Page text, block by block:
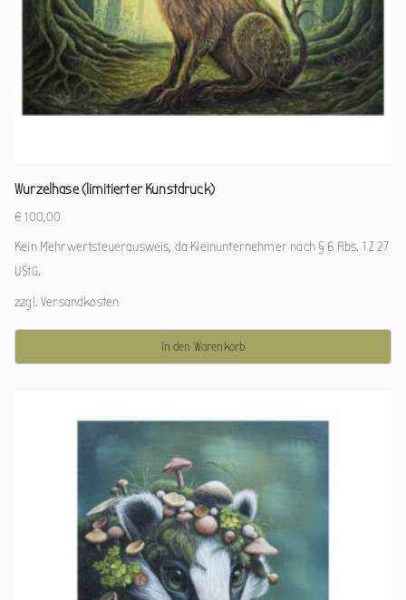
Wurzelhase (limitierter Kunstdruck)
€ 100,00
Kein Mehrwertsteuerausweis, da Kleinunternehmer nach § 6 Abs. 1 Z 27
UStG.
zzgl.Versandkosten
In den Warenkorb